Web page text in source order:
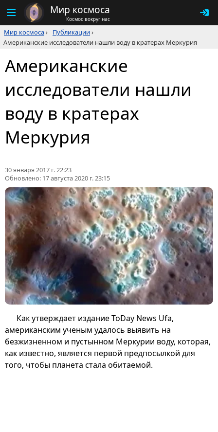
Мир космоса
Космос вокруг нас
Мир космоса› Публикации›
Американские исследователи нашли воду в кратерах Меркурия
Американские
исследователи нашли
воду в кратерах
Меркурия
30 января 2017 г. 22:23
Обновлено: 17 августа 2020 г. 23:15
Как утверждает издание ToDay News Ufa,
американским ученым удалось выявить на
безжизненном и пустынном Меркурии воду, которая,
как известно, является первой предпосылкой для
того, чтобы планета стала обитаемой.